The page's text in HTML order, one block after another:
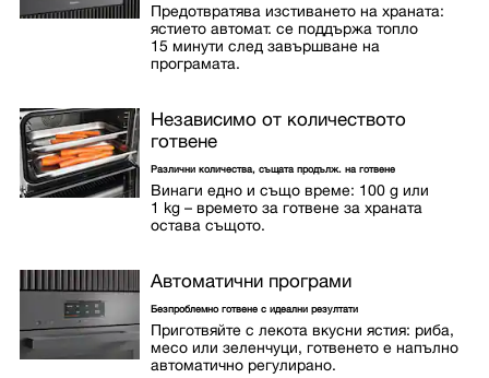
Предотвратява изстиването на храната:
ястието автомат. се поддържа топло
15 минути след завършване на
програмата.
Независимо от количеството
готвене
Различни количества, същата продълж. на готвене
Винаги едно и също време: 100 g или
1 kg – времето за готвене за храната
остава същото.
Автоматични програми
Безпроблемно готвене с идеални резултати
Приготвяйте с лекота вкусни ястия: риба,
месо или зеленчуци, готвенето е напълно
автоматично регулирано.